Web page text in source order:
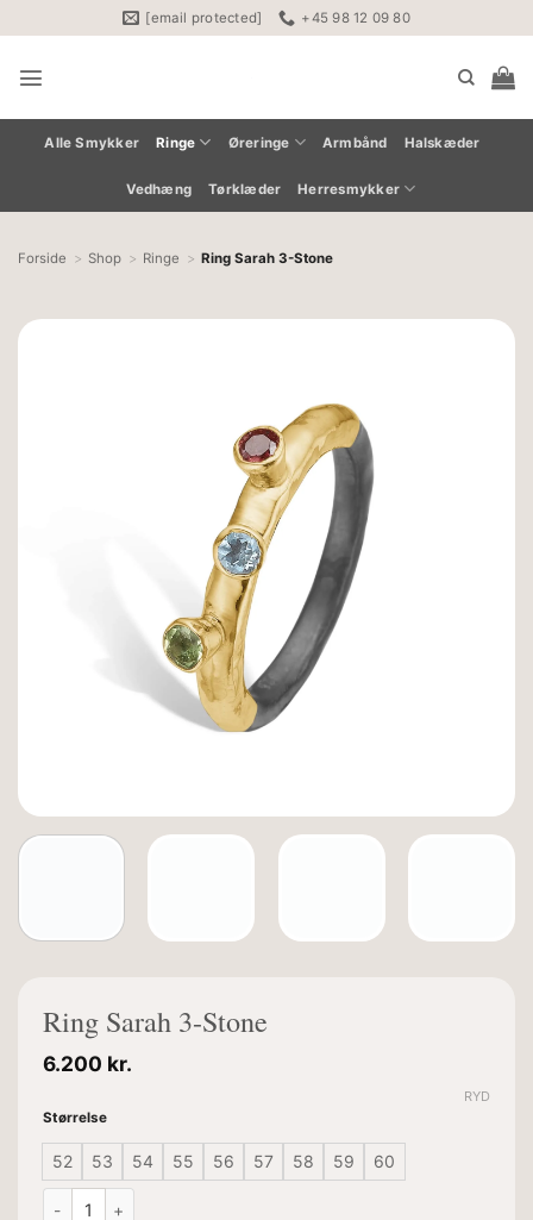
til
indhold
[email protected] +45 98 12 09 80
Alle Smykker Ringe Øreringe Armbånd Halskæder
Vedhæng Tørklæder Herresmykker
Forside Shop Ringe Ring Sarah 3-Stone
Ring Sarah 3-Stone
6.200 kr.
Størrelse
52 53 54 55 56 57 58 59 60
RYD
Ring Sarah 3-Stone antal